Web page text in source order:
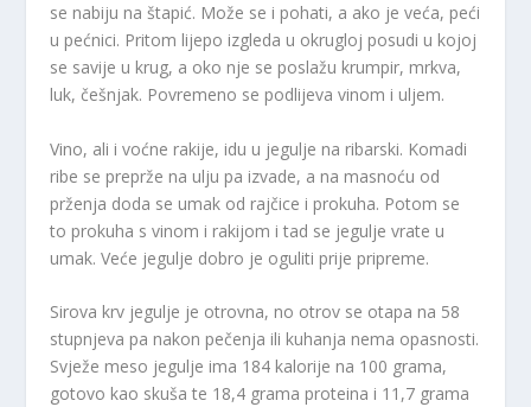
se nabiju na štapić. Može se i pohati, a ako je veća, peći
u pećnici. Pritom lijepo izgleda u okrugloj posudi u kojoj
se savije u krug, a oko nje se poslažu krumpir, mrkva,
luk, češnjak. Povremeno se podlijeva vinom i uljem.
Vino, ali i voćne rakije, idu u jegulje na ribarski. Komadi
ribe se preprže na ulju pa izvade, a na masnoću od
prženja doda se umak od rajčice i prokuha. Potom se
to prokuha s vinom i rakijom i tad se jegulje vrate u
umak. Veće jegulje dobro je oguliti prije pripreme.
Sirova krv jegulje je otrovna, no otrov se otapa na 58
stupnjeva pa nakon pečenja ili kuhanja nema opasnosti.
Svježe meso jegulje ima 184 kalorije na 100 grama,
gotovo kao skuša te 18,4 grama proteina i 11,7 grama